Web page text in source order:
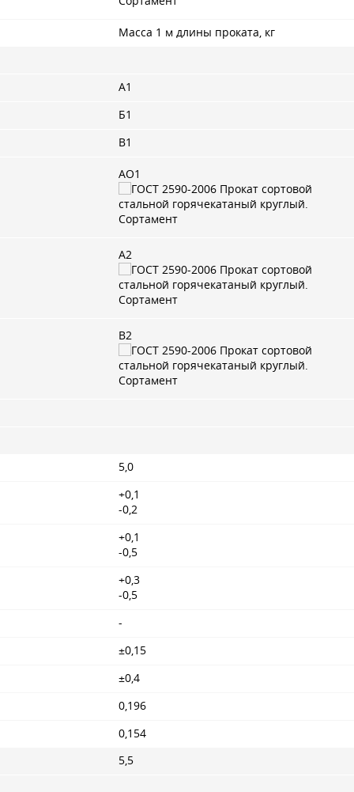
Масса 1 м длины проката, кг
А1
Б1
В1
АО1
А2
В2
5,0
+0,1
-0,2
+0,1
-0,5
+0,3
-0,5
-
±0,15
±0,4
0,196
0,154
5,5